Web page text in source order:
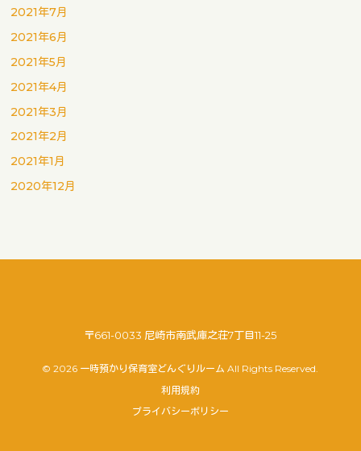
2021年7月
2021年6月
2021年5月
2021年4月
2021年3月
2021年2月
2021年1月
2020年12月
〒661-0033 尼崎市南武庫之荘7丁目11-25
© 2026 一時預かり保育室どんぐりルーム All Rights Reserved.
利用規約
プライバシーポリシー